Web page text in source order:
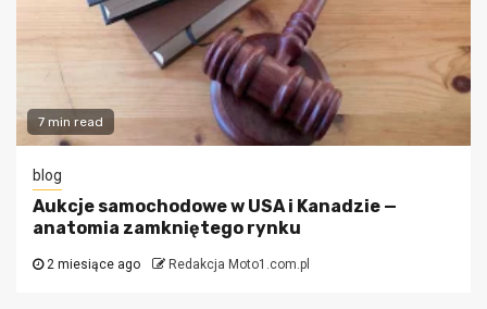
7 min read
blog
Aukcje samochodowe w USA i Kanadzie —
anatomia zamkniętego rynku
2 miesiące ago Redakcja Moto1.com.pl